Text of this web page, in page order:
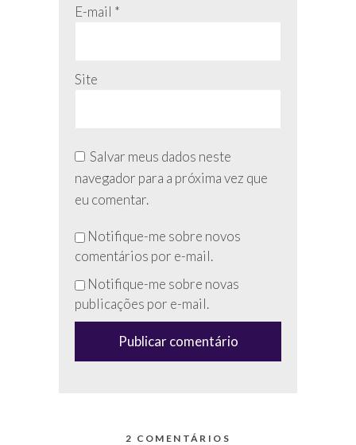
E-mail *
Site
Salvar meus dados neste
navegador para a próxima vez que
eu comentar.
Não
preencha
esse
campo
(anti-
Notifique-me sobre novos
comentários por e-mail.
Notifique-me sobre novas
publicações por e-mail.
2 COMENTÁRIOS